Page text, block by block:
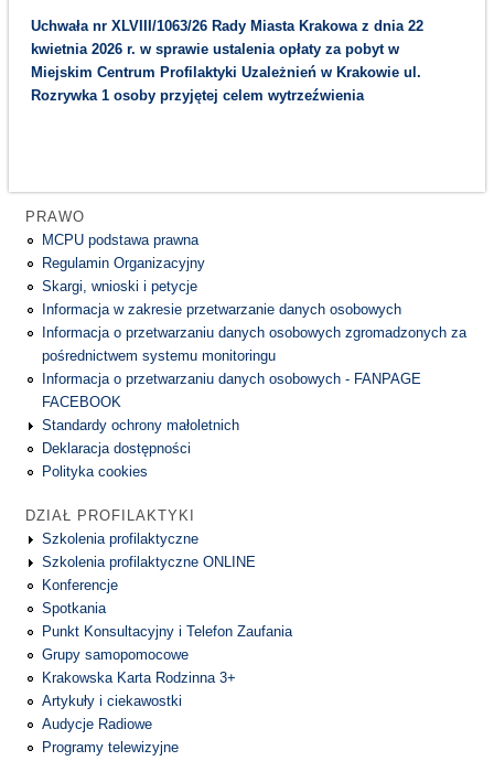
Uchwała nr XLVIII/1063/26 Rady Miasta Krakowa z dnia 22
kwietnia 2026 r. w sprawie ustalenia opłaty za pobyt w
Miejskim Centrum Profilaktyki Uzależnień w Krakowie ul.
Rozrywka 1 osoby przyjętej celem wytrzeźwienia
PRAWO
MCPU podstawa prawna
Regulamin Organizacyjny
Skargi, wnioski i petycje
Informacja w zakresie przetwarzanie danych osobowych
Informacja o przetwarzaniu danych osobowych zgromadzonych za
pośrednictwem systemu monitoringu
Informacja o przetwarzaniu danych osobowych - FANPAGE
FACEBOOK
Standardy ochrony małoletnich
Deklaracja dostępności
Polityka cookies
DZIAŁ PROFILAKTYKI
Szkolenia profilaktyczne
Szkolenia profilaktyczne ONLINE
Konferencje
Spotkania
Punkt Konsultacyjny i Telefon Zaufania
Grupy samopomocowe
Krakowska Karta Rodzinna 3+
Artykuły i ciekawostki
Audycje Radiowe
Programy telewizyjne